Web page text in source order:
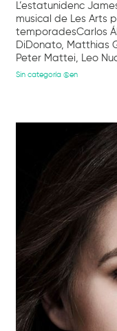
L’estatunidenc
musical de Les Arts
temporadesCarlos
DiDonato, Matthias
Peter Mattei, Leo
Sin categoría @en